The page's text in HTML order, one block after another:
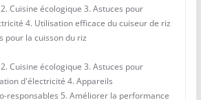
Cuisine écologique 3. Astuces pour
4. Utilisation efficace du cuiseur de riz
pour la cuisson du riz
Cuisine écologique 3. Astuces pour
d'électricité 4. Appareils
responsables 5. Améliorer la performance